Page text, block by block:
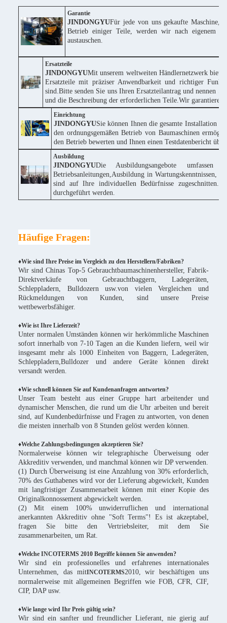
Garantie
JINDONGYUFür jede von uns gekaufte Maschine,
Betrieb einiger Teile, werden wir nach eigenem
austauschen.
Ersatzteile
JINDONGYUMit unserem weltweiten Händlernetzwerk
Ersatzteile mit präziser Anwendbarkeit und richtiger
sind.Bitte senden Sie uns Ihren Ersatzteilantrag und nennen
und die Beschreibung der erforderlichen Teile.Wir
Einrichtung
JINDONGYUSie können Ihnen die gesamte Installation
den ordnungsgemäßen Betrieb von Baumaschinen
den Betrieb bewerten und Ihnen einen Testdatenbericht
Ausbildung
JINDONGYUDie Ausbildungsangebote
Betriebsanleitungen,Ausbildung in Wartungskenntnissen,
sind auf Ihre individuellen Bedürfnisse
durchgeführt werden.
Häufige Fragen:
♦Wie sind Ihre Preise im Vergleich zu den Herstellern/Fabriken?
Wir sind Chinas Top-5 Gebrauchtbaumaschinenhersteller, Fabrik-
Direktverkäufe von Gebrauchtbaggern, Ladegeräten,
Schleppladern, Bulldozern usw.von vielen Vergleichen und
Rückmeldungen von Kunden, sind unsere Preise
wettbewerbsfähiger.
♦Wie ist Ihre Lieferzeit?
Unter normalen Umständen können wir herkömmliche Maschinen
sofort innerhalb von 7-10 Tagen an die Kunden liefern, weil wir
insgesamt mehr als 1000 Einheiten von Baggern, Ladegeräten,
Schleppladern,Bulldozer und andere Geräte können direkt
versandt werden.
♦Wie schnell können Sie auf Kundenanfragen antworten?
Unser Team besteht aus einer Gruppe hart arbeitender und
dynamischer Menschen, die rund um die Uhr arbeiten und bereit
sind, auf Kundenbedürfnisse und Fragen zu antworten, von denen
die meisten innerhalb von 8 Stunden gelöst werden können.
♦Welche Zahlungsbedingungen akzeptieren Sie?
Normalerweise können wir telegraphische Überweisung oder
Akkreditiv verwenden, und manchmal können wir DP verwenden.
(1) Durch Überweisung ist eine Anzahlung von 30% erforderlich,
70% des Guthabenes wird vor der Lieferung abgewickelt, Kunden
mit langfristiger Zusammenarbeit können mit einer Kopie des
Originalkonnossement abgewickelt werden.
(2) Mit einem 100% unwiderruflichen und international
anerkannten Akkreditiv ohne "Soft Terms"! Es ist akzeptabel,
fragen Sie bitte den Vertriebsleiter, mit dem Sie
zusammenarbeiten, um Rat.
♦Welche INCOTERMS 2010 Begriffe können Sie anwenden?
Wir sind ein professionelles und erfahrenes internationales
Unternehmen, das mitINCOTERMS2010, wir beschäftigen uns
normalerweise mit allgemeinen Begriffen wie FOB, CFR, CIF,
CIP, DAP usw.
♦Wie lange wird Ihr Preis gültig sein?
Wir sind ein sanfter und freundlicher Lieferant, nie gierig auf